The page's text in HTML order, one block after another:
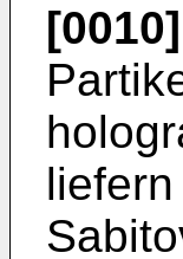
[0010]